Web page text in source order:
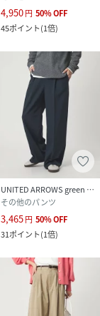
4,950円 50%OFF
45ポイント(1倍)
UNITED ARROWS green label relaxing
その他のパンツ
3,465円 50%OFF
31ポイント(1倍)